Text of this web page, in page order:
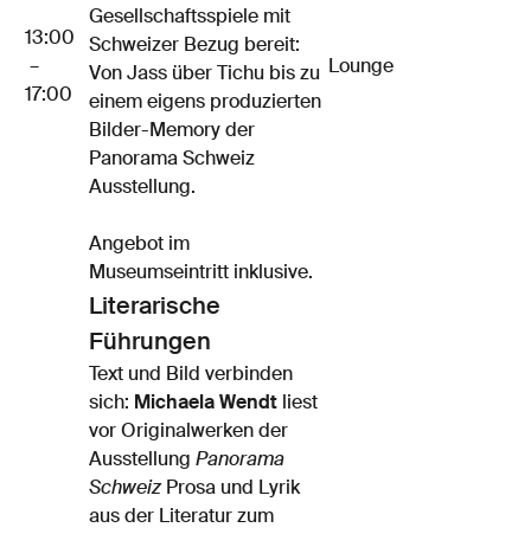
13:00
–
17:00
Gesellschaftsspiele mit
Schweizer Bezug bereit:
Von Jass über Tichu bis zu
einem eigens produzierten
Bilder-Memory der
Panorama Schweiz
Ausstellung.
Angebot im
Museumseintritt inklusive.
Lounge
Literarische
Führungen
Text und Bild verbinden
sich: Michaela Wendt liest
vor Originalwerken der
Ausstellung Panorama
SchweizProsa und Lyrik
aus der Literatur zum